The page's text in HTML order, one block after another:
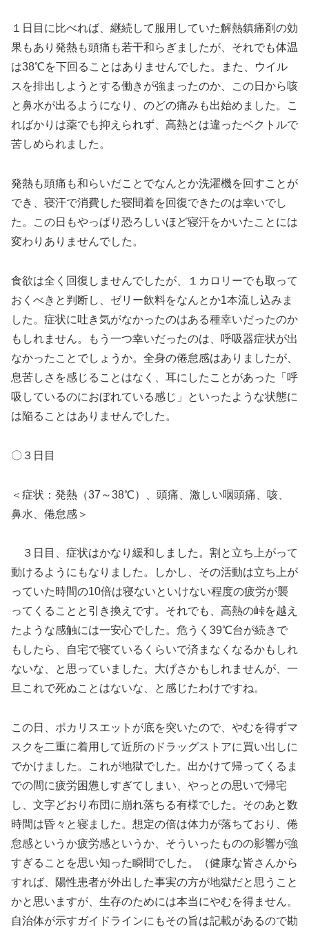
１日目に比べれば、継続して服用していた解熱鎮痛剤の効
果もあり発熱も頭痛も若干和らぎましたが、それでも体温
は38℃を下回ることはありませんでした。また、ウイル
スを排出しようとする働きが強まったのか、この日から咳
と鼻水が出るようになり、のどの痛みも出始めました。こ
ればかりは薬でも抑えられず、高熱とは違ったベクトルで
苦しめられました。
発熱も頭痛も和らいだことでなんとか洗濯機を回すことが
でき、寝汗で消費した寝間着を回復できたのは幸いでし
た。この日もやっぱり恐ろしいほど寝汗をかいたことには
変わりありませんでした。
食欲は全く回復しませんでしたが、１カロリーでも取って
おくべきと判断し、ゼリー飲料をなんとか1本流し込みま
した。症状に吐き気がなかったのはある種幸いだったのか
もしれません。もう一つ幸いだったのは、呼吸器症状が出
なかったことでしょうか。全身の倦怠感はありましたが、
息苦しさを感じることはなく、耳にしたことがあった「呼
吸しているのにおぼれている感じ」といったような状態に
は陥ることはありませんでした。
〇３日目
＜症状：発熱（37～38℃）、頭痛、激しい咽頭痛、咳、
鼻水、倦怠感＞
３日目、症状はかなり緩和しました。割と立ち上がって
動けるようにもなりました。しかし、その活動は立ち上が
っていた時間の10倍は寝ないといけない程度の疲労が襲
ってくることと引き換えです。それでも、高熱の峠を越え
たような感触には一安心でした。危うく39℃台が続きで
もしたら、自宅で寝ているくらいで済まなくなるかもしれ
ないな、と思っていました。大げさかもしれませんが、一
旦これで死ぬことはないな、と感じたわけですね。
この日、ポカリスエットが底を突いたので、やむを得ずマ
スクを二重に着用して近所のドラッグストアに買い出しに
でかけました。これが地獄でした。出かけて帰ってくるま
での間に疲労困憊しすぎてしまい、やっとの思いで帰宅
し、文字どおり布団に崩れ落ちる有様でした。そのあと数
時間は昏々と寝ました。想定の倍は体力が落ちており、倦
怠感というか疲労感というか、そういったものの影響が強
すぎることを思い知った瞬間でした。（健康な皆さんから
すれば、陽性患者が外出した事実の方が地獄だと思うこと
かと思いますが、生存のためには本当にやむを得ません。
自治体が示すガイドラインにもその旨は記載があるので勘